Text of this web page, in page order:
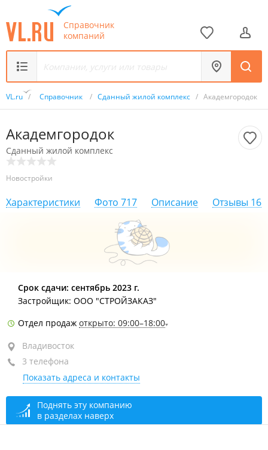
Справочник
компаний
VL.ru / Справочник / Сданный жилой комплекс / Академгородок
Академгородок
Сданный жилой комплекс
Новостройки
Характеристики Фото 717 Описание Отзывы 16
пр-т 100-летия Владивостока, 163
Срок сдачи: сентябрь 2023 г.
Застройщик: ООО "СТРОЙЗАКАЗ"
Отдел продаж открыто: 09:00–18:00
Владивосток
3 телефона
Показать адреса и контакты
Поднять эту компанию
в разделах наверх